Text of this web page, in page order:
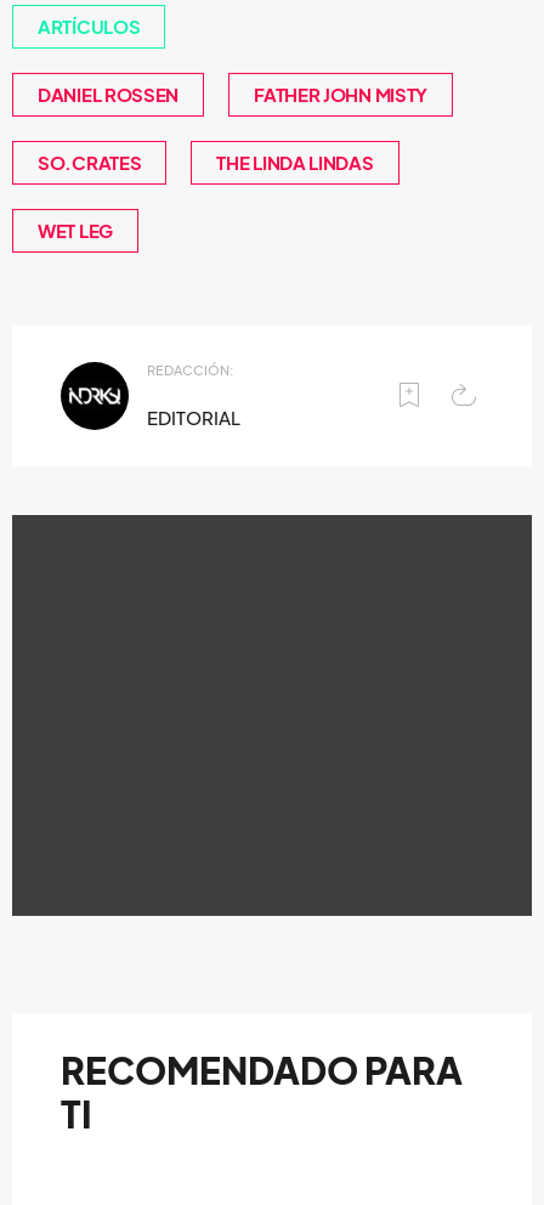
ARTÍCULOS
DANIEL ROSSEN FATHER JOHN MISTY
SO.CRATES THE LINDA LINDAS
WET LEG
REDACCIÓN:
EDITORIAL
RECOMENDADO PARA
TI